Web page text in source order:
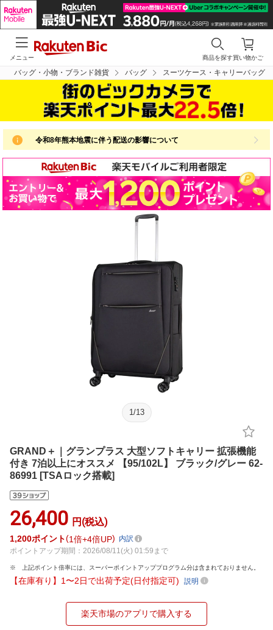
買い物かご
商品を探す
メニュー
バッグ・小物・ブランド雑貨 バッグ スーツケース・キャリーバッグ
令和8年熊本地震に伴う配送の影響について
1 /13
GRAND＋｜グランプラス 大型ソフトキャリー 拡張機能
付き 7泊以上にオススメ 【95/102L】 ブラック/グレー 62-
86991 [TSAロック搭載]
26,400 円(税込)
1,200ポイント 1倍 4倍UP
内訳
ポイントアップ期間：2026/08/11(火) 01:59まで
上記ポイント倍率には、スーパーポイントアッププログラム分は含まれておりません。
【在庫有り】1〜2日で出荷予定(日付指定可) 説明
楽天市場のアプリで購入する